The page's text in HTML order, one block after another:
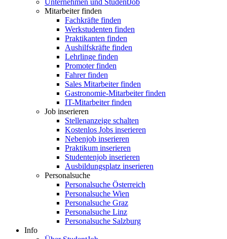
Unternehmen und StudentJob
Mitarbeiter finden
Fachkräfte finden
Werkstudenten finden
Praktikanten finden
Aushilfskräfte finden
Lehrlinge finden
Promoter finden
Fahrer finden
Sales Mitarbeiter finden
Gastronomie-Mitarbeiter finden
IT-Mitarbeiter finden
Job inserieren
Stellenanzeige schalten
Kostenlos Jobs inserieren
Nebenjob inserieren
Praktikum inserieren
Studentenjob inserieren
Ausbildungsplatz inserieren
Personalsuche
Personalsuche Österreich
Personalsuche Wien
Personalsuche Graz
Personalsuche Linz
Personalsuche Salzburg
Info